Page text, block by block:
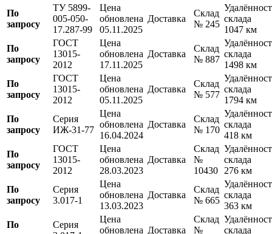
По
запросу
ТУ 5899-
005-050-
17.287-99
Цена
обновлена
05.11.2025
Доставка
Склад
№ 245
склада
1047 км
По
запросу
ГОСТ
13015-
2012
Цена
обновлена
17.11.2025
Доставка
Склад
№ 887
склада
1498 км
По
запросу
ГОСТ
13015-
2012
Цена
обновлена
05.11.2025
Доставка
Склад
№ 577
склада
1794 км
По
запросу
Серия
ИЖ-31-77
Цена
обновлена
16.04.2024
Доставка
Склад
№ 170
склада
418 км
По
запросу
ГОСТ
13015-
2012
Цена
обновлена
28.03.2023
Доставка
Склад
№
10430
склада
276 км
По
запросу
Серия
3.017-1
Цена
обновлена
13.03.2023
Доставка
Склад
№ 665
склада
363 км
По
Серия
Цена
обновлена Доставка
Склад
№
склада